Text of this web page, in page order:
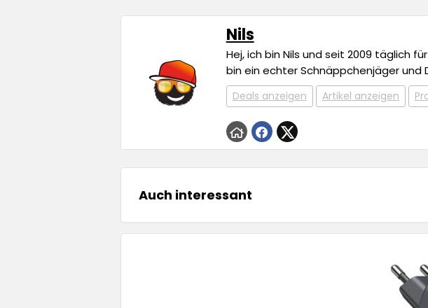
Nils
Hej, ich bin Nils und seit 2009 täglich
bin ein echter Schnäppchenjäger
Deals anzeigen Artikel anzeigen
Auch interessant